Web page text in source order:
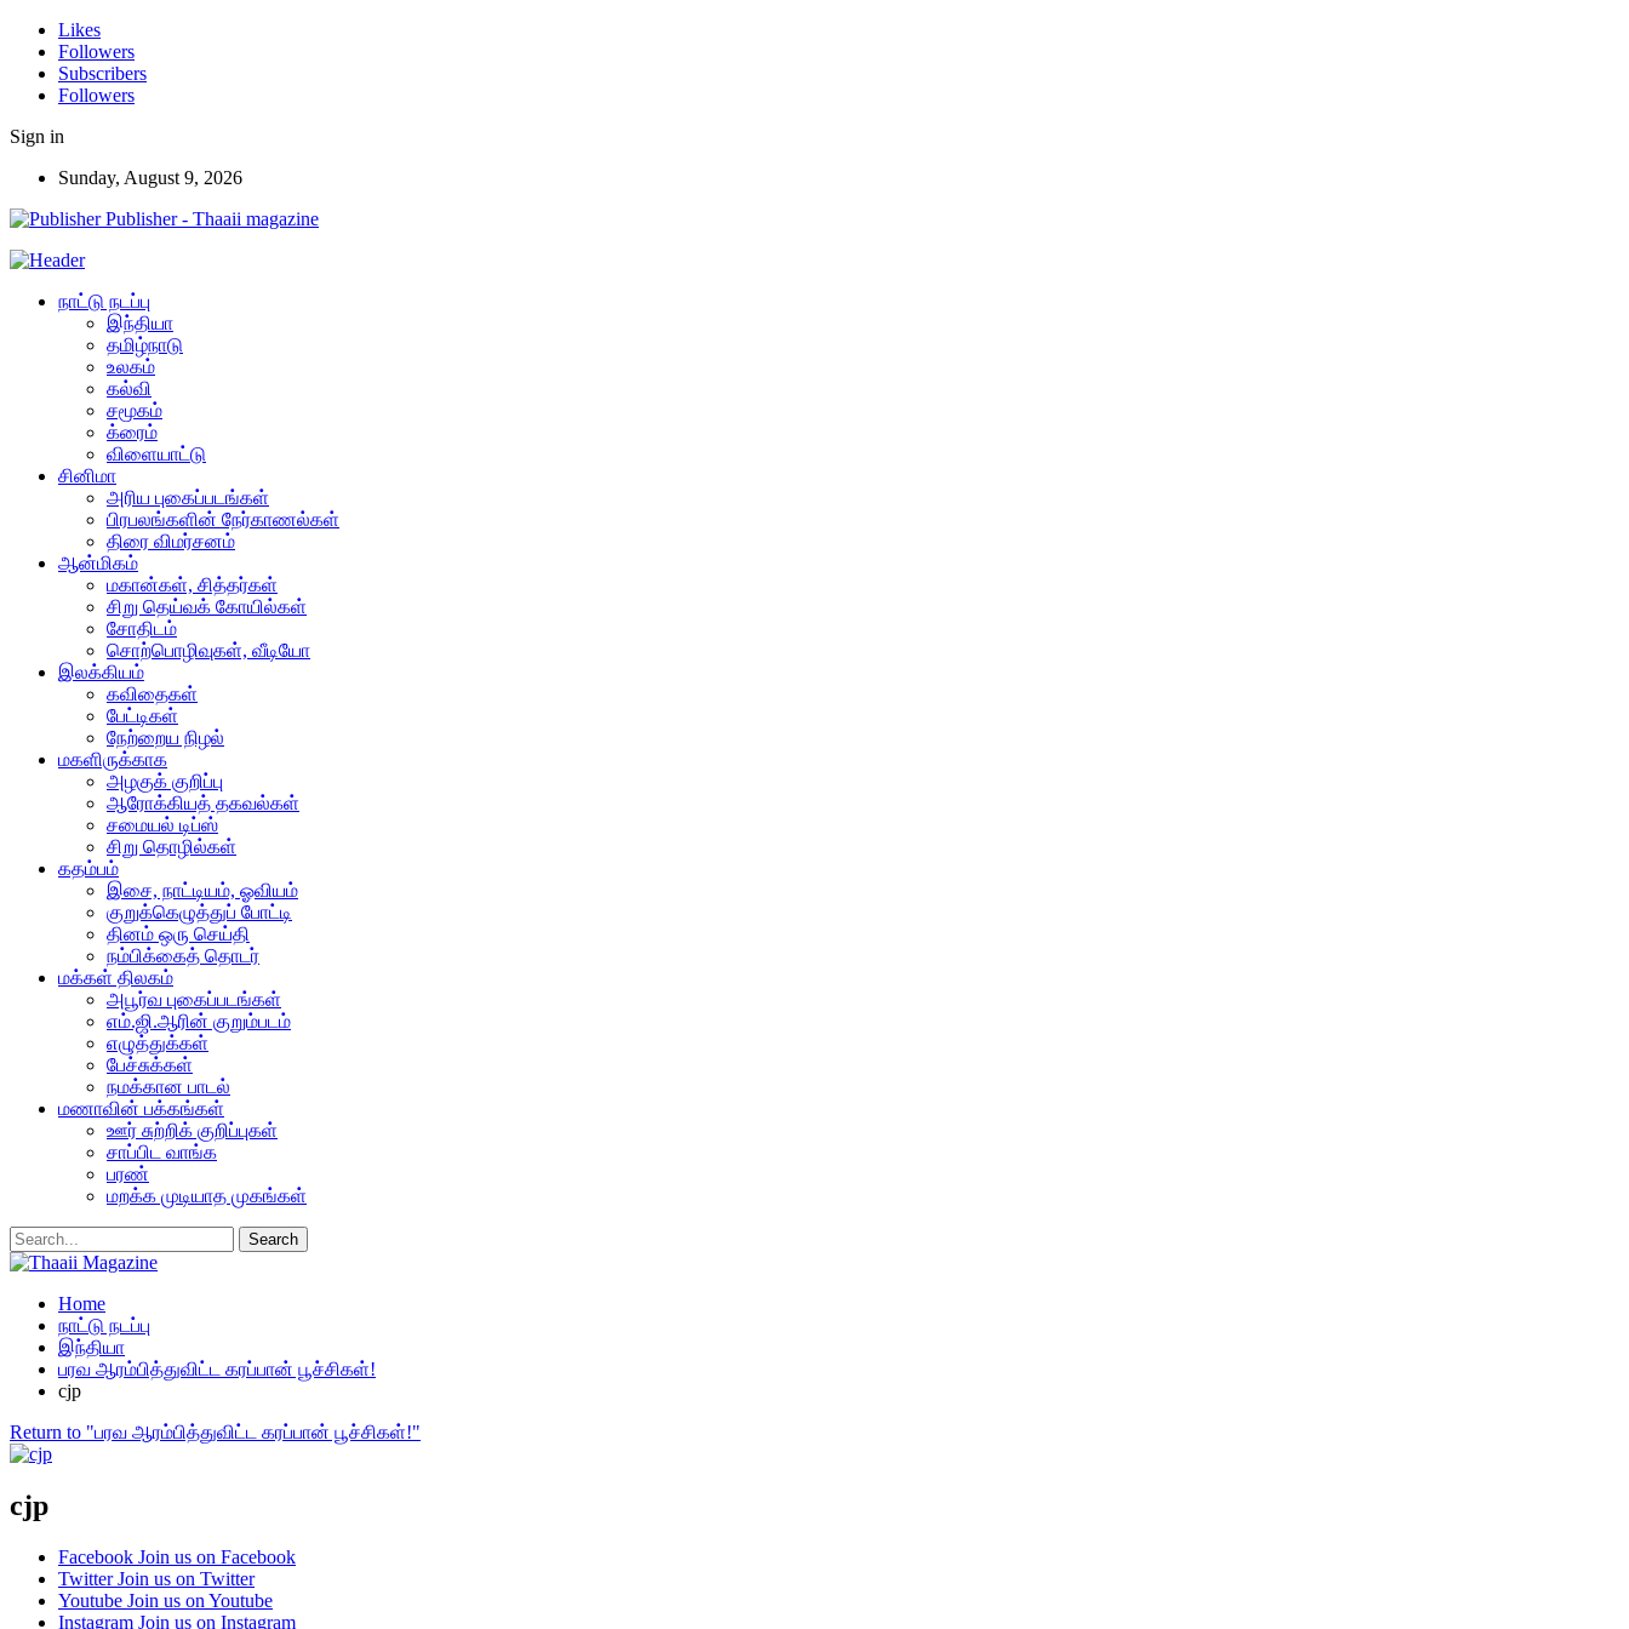
Likes
Followers
Subscribers
Followers
Sign in
Sunday, August 9, 2026
Publisher - Thaaii magazine
நாட்டு நடப்பு
இந்தியா
தமிழ்நாடு
உலகம்
கல்வி
சமூகம்
க்ரைம்
விளையாட்டு
சினிமா
அரிய புகைப்படங்கள்
பிரபலங்களின் நேர்காணல்கள்
திரை விமர்சனம்
ஆன்மிகம்
மகான்கள், சித்தர்கள்
சிறு தெய்வக் கோயில்கள்
சோதிடம்
சொற்பொழிவுகள், வீடியோ
இலக்கியம்
கவிதைகள்
பேட்டிகள்
நேற்றைய நிழல்
மகளிருக்காக
அழகுக் குறிப்பு
ஆரோக்கியத் தகவல்கள்
சமையல் டிப்ஸ்
சிறு தொழில்கள்
கதம்பம்
இசை, நாட்டியம், ஓவியம்
குறுக்கெழுத்துப் போட்டி
தினம் ஒரு செய்தி
நம்பிக்கைத் தொடர்
மக்கள் திலகம்
அபூர்வ புகைப்படங்கள்
எம்.ஜி.ஆரின் குறும்படம்
எழுத்துக்கள்
பேச்சுக்கள்
நமக்கான பாடல்
மணாவின் பக்கங்கள்
ஊர் சுற்றிக் குறிப்புகள்
சாப்பிட வாங்க
பரண்
மறக்க முடியாத முகங்கள்
Home
நாட்டு நடப்பு
இந்தியா
பரவ ஆரம்பித்துவிட்ட கரப்பான் பூச்சிகள்!
cjp
Return to "பரவ ஆரம்பித்துவிட்ட கரப்பான் பூச்சிகள்!"
cjp
Facebook Join us on Facebook
Twitter Join us on Twitter
Youtube Join us on Youtube
Instagram Join us on Instagram